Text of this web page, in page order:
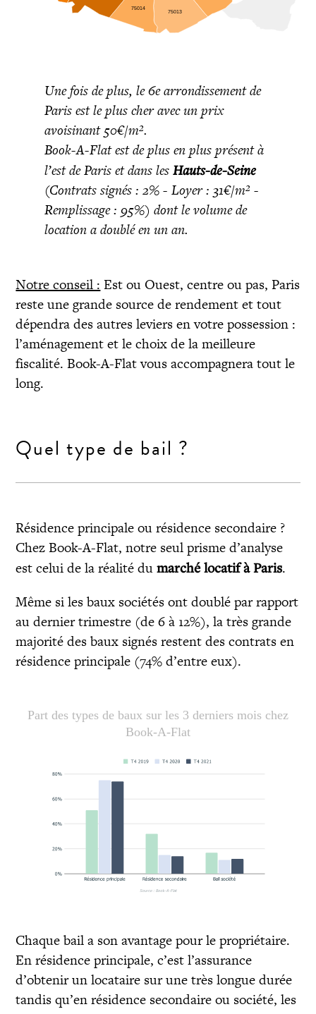
75013
75014
Une fois de plus, le 6e arrondissement de
Paris est le plus cher avec un prix
avoisinant 50€/m².
Book-A-Flat est de plus en plus présent à
l’est de Paris et dans les Hauts-de-Seine
(Contrats signés : 2% - Loyer : 31€/m² -
Remplissage : 95%) dont le volume de
location a doublé en un an.
Notre conseil : Est ou Ouest, centre ou pas, Paris
reste une grande source de rendement et tout
dépendra des autres leviers en votre possession :
l’aménagement et le choix de la meilleure
fiscalité. Book-A-Flat vous accompagnera tout le
long.
Quel type de bail ?
Résidence principale ou résidence secondaire ?
Chez Book-A-Flat, notre seul prisme d’analyse
est celui de la réalité dumarché locatif à Paris.
Même si les baux sociétés ont doublé par rapport
au dernier trimestre (de 6 à 12%), la très grande
majorité des baux signés restent des contrats en
résidence principale (74% d’entre eux).
Part des types de baux sur les 3 derniers mois chez
Book-A-Flat
Chaque bail a son avantage pour le propriétaire.
En résidence principale, c’est l’assurance
d’obtenir un locataire sur une très longue durée
tandis qu’en résidence secondaire ou société, les